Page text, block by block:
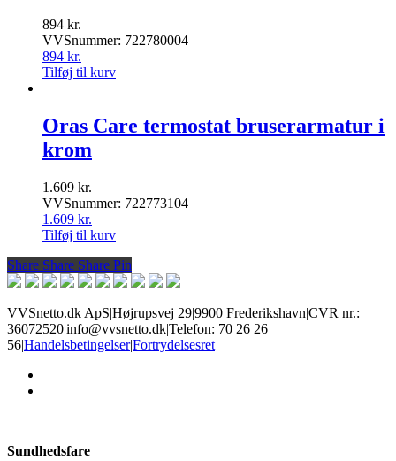
894 kr.
VVSnummer: 722780004
894 kr.
Tilføj til kurv
Oras Care termostat bruserarmatur i
krom
1.609 kr.
VVSnummer: 722773104
1.609 kr.
Tilføj til kurv
Share
Share Share Share Pin
VVSnetto.dk ApS|Højrupsvej 29|9900 Frederikshavn|CVR nr.:
36072520|info@vvsnetto.dk|Telefon: 70 26 26
56|Handelsbetingelser|Fortrydelsesret
Sundhedsfare